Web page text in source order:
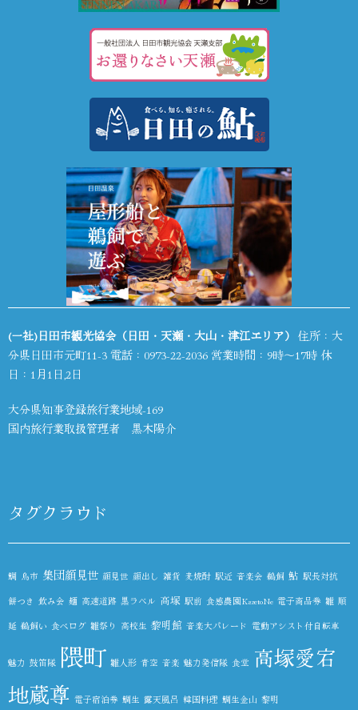
(一社)日田市観光協会（日田・天瀬・大山・津江エリア） 住所：大
分県日田市元町11-3 電話： 0973-22-2036 営業時間：9時～17時 休
日：1月1日,2日
大分県知事登録旅行業地域-169
国内旅行業取扱管理者 黒木陽介
タグクラウド
鯛 鳥市 集団顔見世 顔見世 顔出し 雑貨 麦焼酎 駅近 音楽会 鵜飼 鮎 駅長対抗
餅つき 飲み会 麺 高速道路 黒ラベル 高塚 駅前 食感農園KazetoNe 電子商品券 雛 順
延 鵜飼い 食べログ 雛祭り 高校生 黎明館 音楽大パレード 電動アシスト付自転車
魅力 鼓笛隊 隈町 雛人形 青空 音楽 魅力発信隊 食堂 高塚愛宕
地蔵尊 電子宿泊券 鯛生 露天風呂 韓国料理 鯛生金山 黎明